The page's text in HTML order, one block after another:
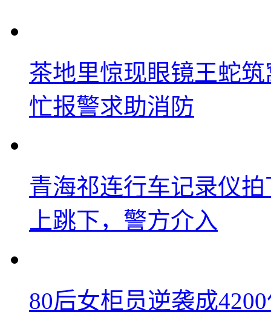
茶地里惊现眼镜王蛇
忙报警求助消防
青海祁连行车记录仪
上跳下，警方介入
80后女柜员逆袭成